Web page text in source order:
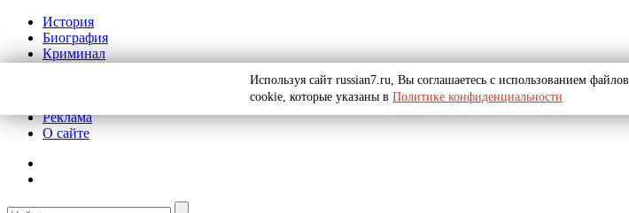
История
Биография
Криминал
Реклама
О сайте
Используя сайт russian7.ru, Вы соглашаетесь с использованием файлов
cookie, которые указаны в Политике конфиденциальности